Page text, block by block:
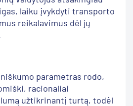
laiku įvykdyti transporto
reikalavimus dėl jų
parametras rodo,
racionaliai
užtikrinantį turtą, todėl